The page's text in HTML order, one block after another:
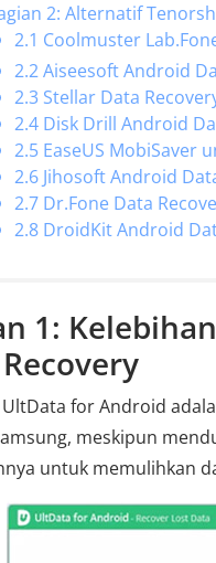
2: Alternatif
2.1 Coolmuster
2.2 Aiseesoft Android
2.3 Stellar Data
2.4 Disk Drill Android
2.5 EaseUS MobiSaver
2.6 Jihosoft Android
2.7 Dr.Fone Data
2.8 DroidKit Android
1:
for Android
meskipun
untuk memulihkan